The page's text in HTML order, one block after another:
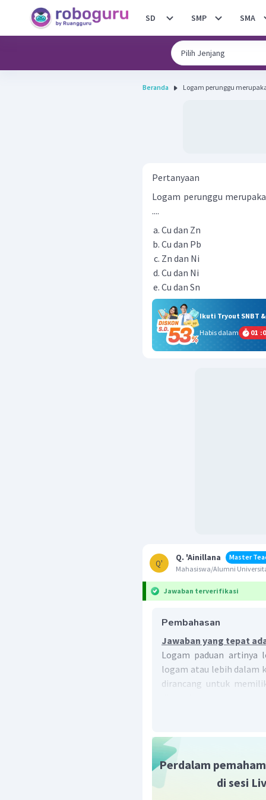
SD SMP SMA
Beranda Logam perunggu
Pertanyaan
Logam perunggu
....
Cu dan Zn
Cu dan Pb
Zn dan Ni
Cu dan Ni
Cu dan Sn
Ikuti Tryout SNBT
Habis dalam
01 :
Q'
Q. 'Ainillana
Master
Mahasiswa/Alumni
Jawaban terverifikasi
Pembahasan
Jawaban yang tepat
Logam paduan artinya
logam atau lebih dalam
dirancang untuk
(Al), fosfor (P), atau
paduan logam
Perdalam
di sesi